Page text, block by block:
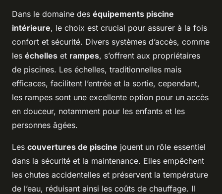
Dans le domaine des équipements piscine
intérieure, le choix est crucial pour assurer à la fois
confort et sécurité. Divers systèmes d’accès, comme
les échelles et rampes, s’offrent aux propriétaires
de piscines. Les échelles, traditionnelles mais
efficaces, facilitent l’entrée et la sortie, cependant,
les rampes sont une excellente option pour un accès
en douceur, notamment pour les enfants et les
personnes âgées.
Les couvertures de piscine jouent un rôle essentiel
dans la sécurité et la maintenance. Elles empêchent
les chutes accidentelles et préservent la température
de l’eau, réduisant ainsi les coûts de chauffage. Il